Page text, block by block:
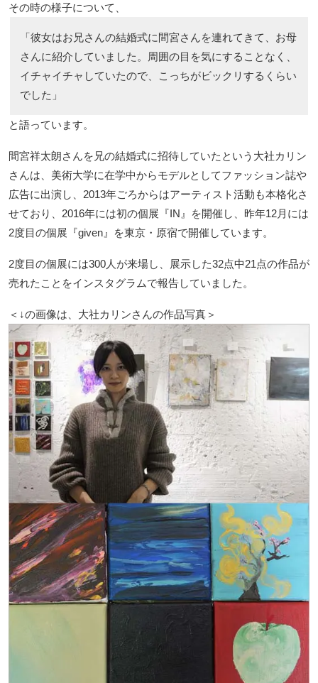
その時の様子について、
「彼女はお兄さんの結婚式に間宮さんを連れてきて、お母
さんに紹介していました。周囲の目を気にすることなく、
イチャイチャしていたので、こっちがビックリするくらい
でした」
と語っています。
間宮祥太朗さんを兄の結婚式に招待していたという大社カリン
さんは、美術大学に在学中からモデルとしてファッション誌や
広告に出演し、2013年ごろからはアーティスト活動も本格化さ
せており、2016年には初の個展『IN』を開催し、昨年12月には
2度目の個展『given』を東京・原宿で開催しています。
2度目の個展には300人が来場し、展示した32点中21点の作品が
売れたことをインスタグラムで報告していました。
＜↓の画像は、大社カリンさんの作品写真＞